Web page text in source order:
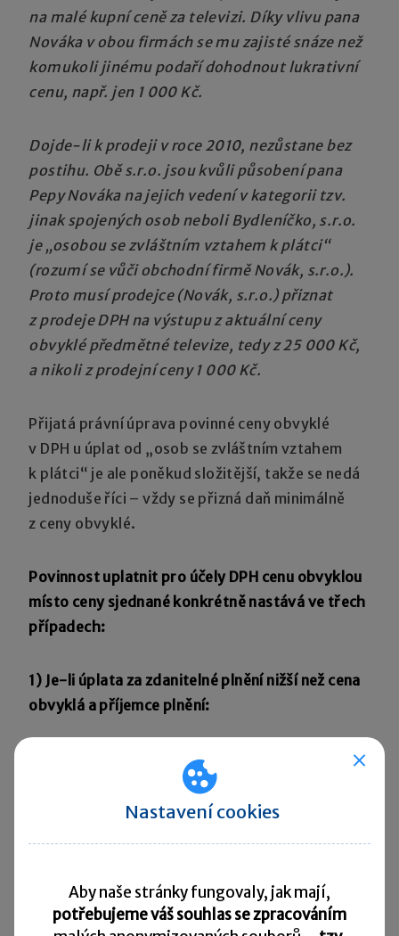
na malé kupní ceně za televizi. Díky vlivu pana
Nováka v obou firmách se mu zajisté snáze než
komukoli jinému podaří dohodnout lukrativní
cenu, např. jen 1 000 Kč.
Dojde-li k prodeji v roce 2010, nezůstane bez
postihu. Obě s.r.o. jsou kvůli působení pana
Pepy Nováka na jejich vedení v kategorii tzv.
jinak spojených osob neboli Bydleníčko, s.r.o.
je „osobou se zvláštním vztahem k plátci“
(rozumí se vůči obchodní firmě Novák, s.r.o.).
Proto musí prodejce (Novák, s.r.o.) přiznat
z prodeje DPH na výstupu z aktuální ceny
obvyklé předmětné televize, tedy z 25 000 Kč,
a nikoli z prodejní ceny 1 000 Kč.
Přijatá právní úprava povinné ceny obvyklé
v DPH u úplat od „osob se zvláštním vztahem
k plátci“ je ale poněkud složitější, takže se nedá
jednoduše říci – vždy se přizná daň minimálně
z ceny obvyklé.
Povinnost uplatnit pro účely DPH cenu obvyklou
místo ceny sjednané konkrétně nastává ve třech
případech:
1) Je-li úplata za zdanitelné plnění nižší než cena
obvyklá a příjemce plnění:
(což byl případ
pana Nováka z příkladu č. 2) nebo
nemá nárok na odpočet daně v plné výši
Nastavení cookies
Aby naše stránky fungovaly, jak mají,
potřebujeme váš souhlas se zpracováním